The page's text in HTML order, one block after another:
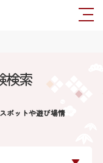
検索
ポットや遊び場情